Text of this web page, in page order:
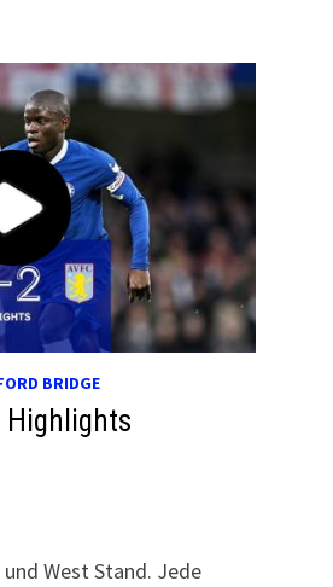
BRIDGE
Highlights
West Stand. Jede